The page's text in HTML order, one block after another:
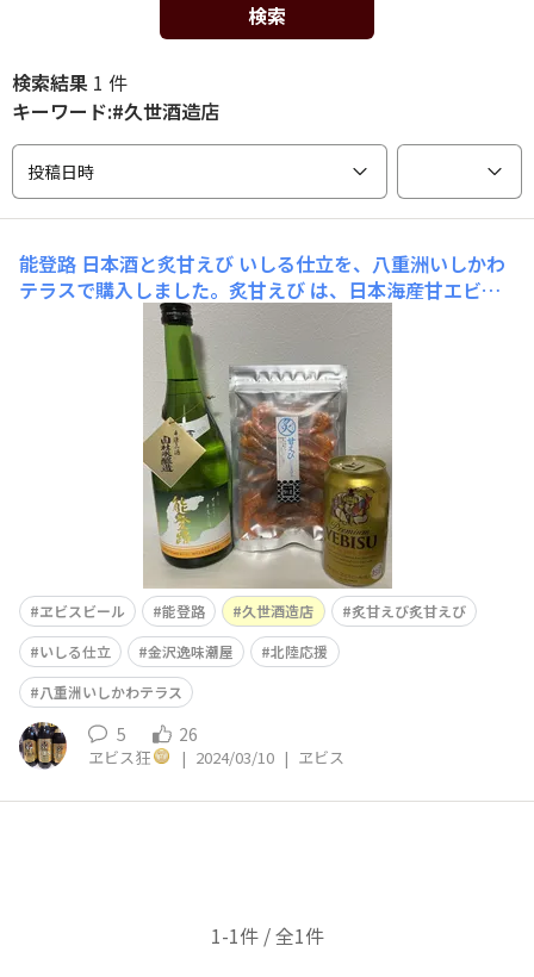
検索
検索結果 1 件
キーワード:#久世酒造店
投稿日時
能登路 日本酒と炙甘えび いしる仕立を、八重洲いしかわ
テラスで購入しました。炙甘えび は、日本海産甘エビの
素干しを、能登を代表する調味料「いしる」で味付けし、
軽く炙って仕上げた珍味だそうです。日本酒に合いそうで
ヱビスビール 能登路 久世酒造店
炙甘えび炙甘えび
いしる仕立
金沢逸味潮屋
北陸応援
八重洲いしかわテラス
5 26
ヱビス狂 | 2024/03/10 | ヱビス
1-1件 / 全1件